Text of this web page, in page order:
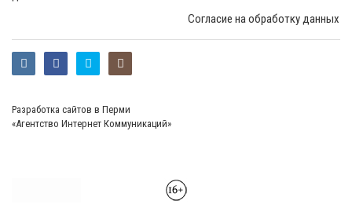
Согласие на обработку данных
Разработка сайтов в Перми
«Агентство Интернет Коммуникаций»